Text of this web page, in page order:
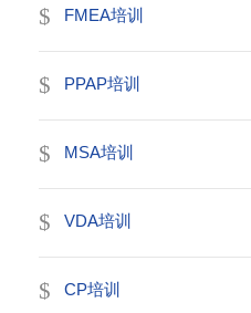
FMEA培训
PPAP培训
MSA培训
VDA培训
CP培训